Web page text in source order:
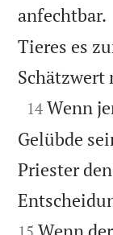
anfechtbar.
Tieres es
Schätzwert

14 Wenn
Gelübde
Priester